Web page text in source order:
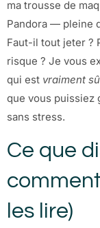
ma trousse de
Pandora — pleine
Faut-il tout jeter ?
risque ? Je vous
qui est vraiment
que vous puissiez
sans stress.
Ce que
les lire)